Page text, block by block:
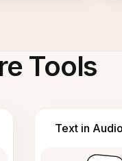
Tools
Text in